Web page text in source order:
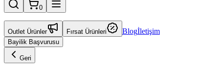
0
Outlet Ürünler Fırsat Ürünleri Blogİletişim
Bayilik Başvurusu
Geri